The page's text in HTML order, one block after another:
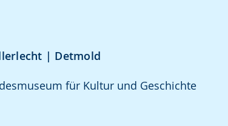
| Detmold
für Kultur und Geschichte